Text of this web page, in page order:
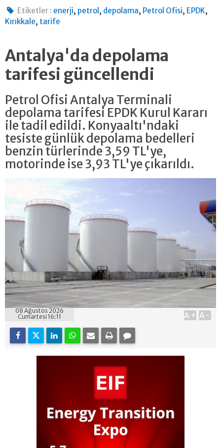
Etiketler : enerji, petrol , depolama, Petrol Ofisi, EPDK,
Kırıkkale, tarife
Antalya'da depolama
tarifesi güncellendi
Petrol Ofisi Antalya Terminali
depolama tarifesi EPDK Kurul Kararı
ile tadil edildi. Konyaaltı'ndaki
tesiste günlük depolama bedelleri
benzin türlerinde 3,59 TL'ye,
motorinde ise 3,93 TL'ye çıkarıldı.
08 Ağustos 2026
Cumartesi 16:11
A+ A-